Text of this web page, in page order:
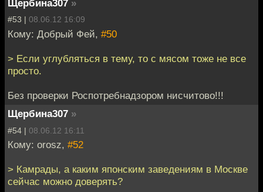
Щербина307 »
#53 | 08.06.12 16:09
Кому: Добрый Фей, #50
> Если углубляться в тему, то с мясом тоже не все
просто.
Без проверки Роспотребнадзором нисчитово!!!
Щербина307 »
#54 | 08.06.12 16:11
Кому: orosz, #52
> Камрады, а каким японским заведениям в Москве
сейчас можно доверять?